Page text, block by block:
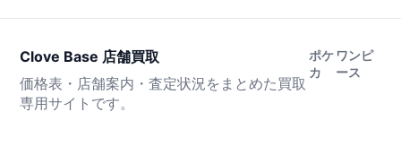
Clove Base 店舗買取
価格表・店舗案内・査定状況をまとめた買取
専用サイトです。
ポケ
カ
ワンピ
ース